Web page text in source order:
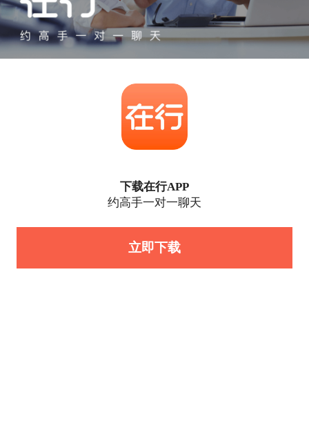
下载在行APP
约高手一对一聊天
立即下载